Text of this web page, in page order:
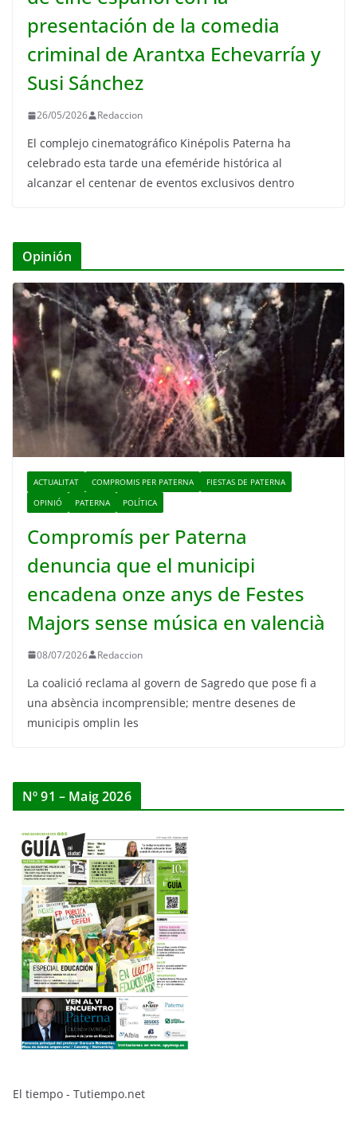
presentación de la comedia
criminal de Arantxa Echevarría y
Susi Sánchez
26/05/2026 Redaccion
El complejo cinematográfico Kinépolis Paterna ha
celebrado esta tarde una efeméride histórica al
alcanzar el centenar de eventos exclusivos dentro
Opinión
ACTUALITAT COMPROMIS PER PATERNA
FIESTAS DE PATERNA
OPINIÓ
PATERNA POLÍTICA
Compromís per Paterna
denuncia que el municipi
encadena onze anys de Festes
Majors sense música en valencià
08/07/2026 Redaccion
La coalició reclama al govern de Sagredo que pose fi a
una absència incomprensible; mentre desenes de
municipis omplin les
Nº 91 – Maig 2026
El tiempo - Tutiempo.net